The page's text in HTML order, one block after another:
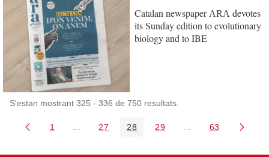
Catalan newspaper ARA devotes
its Sunday edition to evolutionary
biology and to IBE
S'estan mostrant 325 - 336 de 750 resultats.
Pàgina
1 Pàgines intermèdies Utilitzeu TAB per navegar.
Pàgina
27 Pàgina
28 Pàgina
29 PàginesPàgina
63